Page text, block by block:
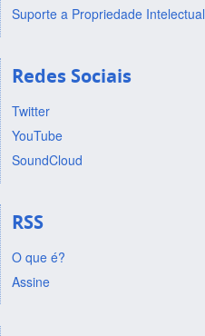
Suporte a Propriedade Intelectual
Redes Sociais
Twitter
YouTube
SoundCloud
RSS
O que é?
Assine